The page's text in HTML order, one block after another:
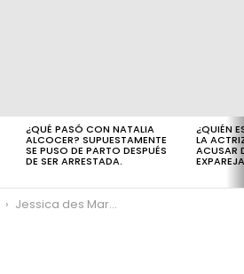
¿QUÉ PASÓ CON NATALIA
ALCOCER? SUPUESTAMENTE
SE PUSO DE PARTO DESPUÉS
DE SER ARRESTADA.
¿QUIÉN
LA
ACUSAR
Jessica des Marseilla está a punto de tener un tercer hijo, la información cae